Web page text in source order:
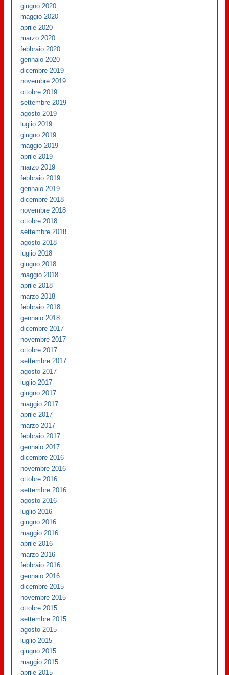
giugno 2020
maggio 2020
aprile 2020
marzo 2020
febbraio 2020
gennaio 2020
dicembre 2019
novembre 2019
ottobre 2019
settembre 2019
agosto 2019
luglio 2019
giugno 2019
maggio 2019
aprile 2019
marzo 2019
febbraio 2019
gennaio 2019
dicembre 2018
novembre 2018
ottobre 2018
settembre 2018
agosto 2018
luglio 2018
giugno 2018
maggio 2018
aprile 2018
marzo 2018
febbraio 2018
gennaio 2018
dicembre 2017
novembre 2017
ottobre 2017
settembre 2017
agosto 2017
luglio 2017
giugno 2017
maggio 2017
aprile 2017
marzo 2017
febbraio 2017
gennaio 2017
dicembre 2016
novembre 2016
ottobre 2016
settembre 2016
agosto 2016
luglio 2016
giugno 2016
maggio 2016
aprile 2016
marzo 2016
febbraio 2016
gennaio 2016
dicembre 2015
novembre 2015
ottobre 2015
settembre 2015
agosto 2015
luglio 2015
giugno 2015
maggio 2015
aprile 2015